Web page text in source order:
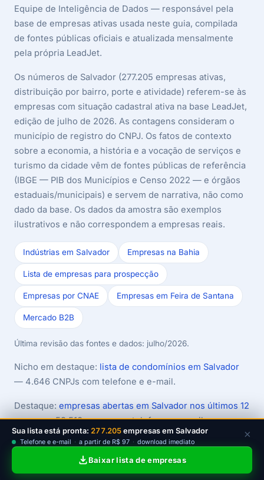
Equipe de Inteligência de Dados — responsável pela
base de empresas ativas usada neste guia, compilada
de fontes públicas oficiais e atualizada mensalmente
pela própria LeadJet.
Os números de Salvador (277.205 empresas ativas,
distribuição por bairro, porte e atividade) referem-se às
empresas com situação cadastral ativa na base LeadJet,
edição de julho de 2026. As contagens consideram o
município de registro do CNPJ. Os fatos de contexto
sobre a economia, a história e a vocação de serviços e
turismo da cidade vêm de fontes públicas de referência
(IBGE — PIB dos Municípios e Censo 2022 — e órgãos
estaduais/municipais) e servem de narrativa, não como
dado da base. Os dados da amostra são exemplos
ilustrativos e não correspondem a empresas reais.
Indústrias em Salvador Empresas na Bahia
Lista de empresas para prospecção
Empresas por CNAE Empresas em Feira de Santana
Mercado B2B
Última revisão das fontes e dados: julho/2026.
Nicho em destaque: lista de condomínios em Salvador
— 4.646 CNPJs com telefone e e-mail.
Destaque: empresas abertas em Salvador nos últimos 12
meses— 52.510 novas com telefone e e-mail.
Sua lista está pronta: 277.205 empresas em Salvador
Telefone e e-mail · a partir de R$ 97 · download imediato
Baixar lista de empresas
×